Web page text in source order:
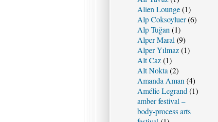
Alien Lounge(1)
Alp Coksoyluer(6)
Alp Tuğan (1)
Alper Maral (9)
Alper Yılmaz(1)
Alt Caz(1)
Alt Nokta (2)
Amanda Aman (4)
Amélie Legrand (1)
amber festival –
body-process arts